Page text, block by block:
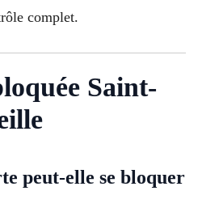
complet.
Saint-
peut-elle se bloquer